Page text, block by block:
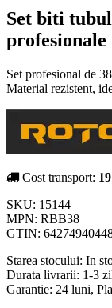
Set biti
profesionale
Set profesional de
Material rezistent,
Cost transport:
SKU: 15144
MPN: RBB38
GTIN:
Starea stocului: In
Durata livrarii: 1-3
Garantie: 24 luni,